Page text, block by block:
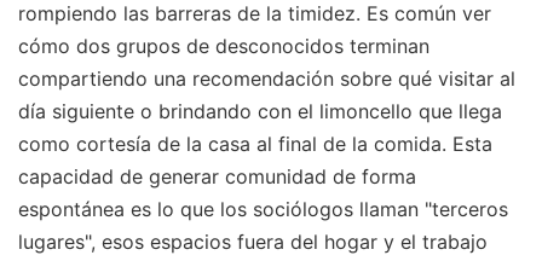
rompiendo las barreras de la timidez. Es común ver
cómo dos grupos de desconocidos terminan
compartiendo una recomendación sobre qué visitar al
día siguiente o brindando con el limoncello que llega
como cortesía de la casa al final de la comida. Esta
capacidad de generar comunidad de forma
espontánea es lo que los sociólogos llaman "terceros
lugares", esos espacios fuera del hogar y el trabajo